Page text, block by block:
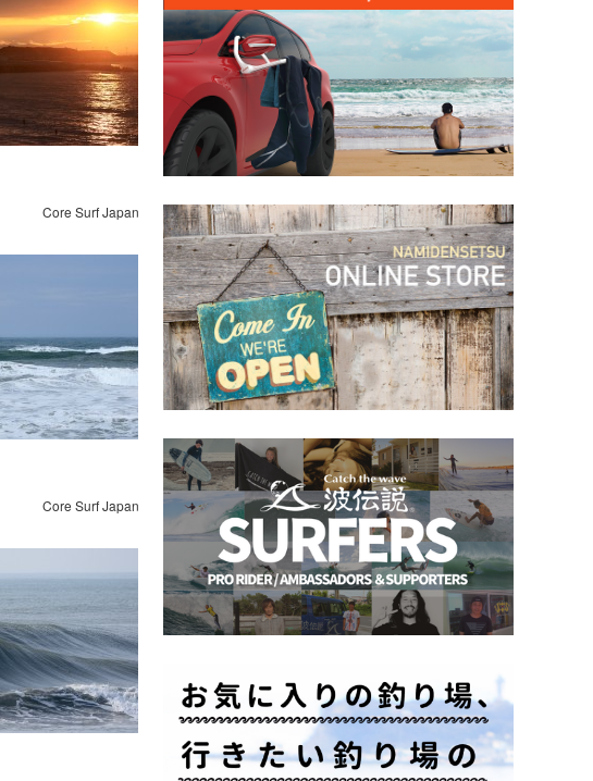
Core Surf Japan
Core Surf Japan